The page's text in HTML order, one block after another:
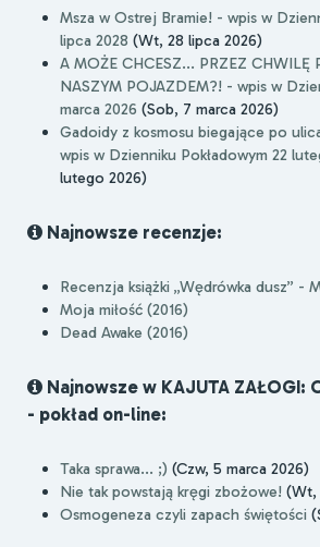
Msza w Ostrej Bramie! - wpis w
lipca 2028 (Wt, 28 lipca 2026)
A MOŻE CHCESZ... PRZEZ CHWILĘ
NASZYM POJAZDEM?! - wpis w
marca 2026 (Sob, 7 marca 2026)
Gadoidy z kosmosu biegające po
wpis w Dzienniku Pokładowym 22
lutego 2026)
Najnowsze recenzje:
Recenzja książki „Wędrówka dusz” -
Moja miłość (2016)
Dead Awake (2016)
Najnowsze w KAJUTA ZAŁOGI:
- pokład on-line:
Taka sprawa... ;) (Czw, 5 marca 2026)
Nie tak powstają kręgi zbożowe! (Wt,
Osmogeneza czyli zapach świętości